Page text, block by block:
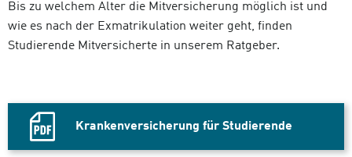
Bis zu welchem Alter die Mitversicherung möglich ist und
wie es nach der Exmatrikulation weiter geht, finden
Studierende Mitversicherte in unserem Ratgeber.
Krankenversicherung für Studierende